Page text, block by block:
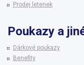
Prodej letenek
Poukazy a
Dárkové poukazy
Benefity